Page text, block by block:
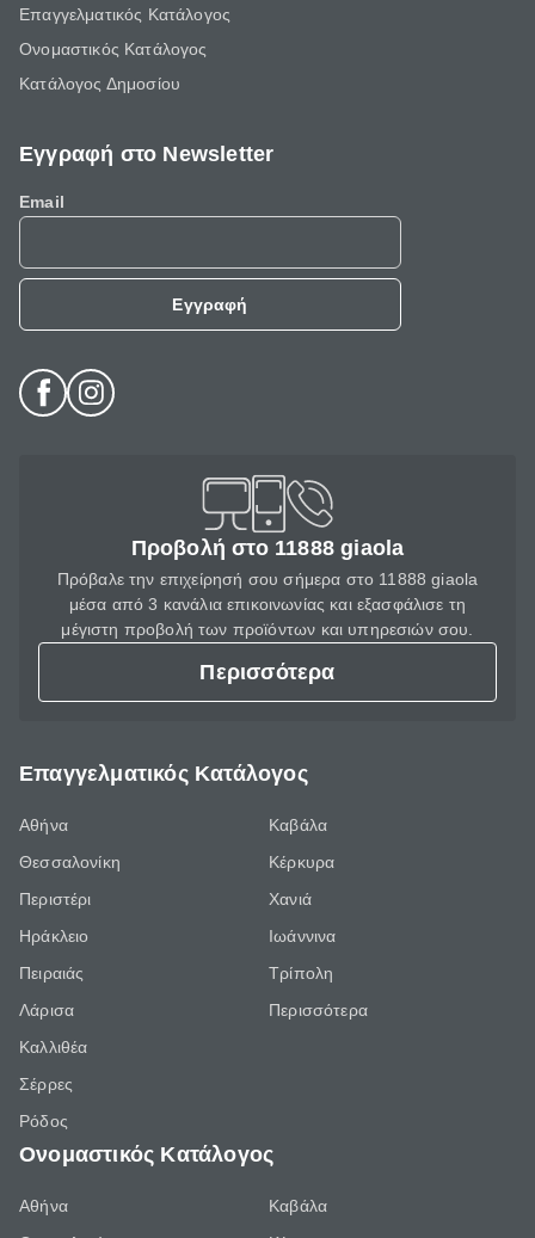
Επαγγελματικός Κατάλογος
Ονομαστικός Κατάλογος
Κατάλογος Δημοσίου
Εγγραφή στο Newsletter
Email
Εγγραφή
Προβολή στο 11888 giaola
Πρόβαλε την επιχείρησή σου σήμερα στο 11888 giaola
μέσα από 3 κανάλια επικοινωνίας και εξασφάλισε τη
μέγιστη προβολή των προϊόντων και υπηρεσιών σου.
Περισσότερα
Επαγγελματικός Κατάλογος
Αθήνα
Θεσσαλονίκη
Περιστέρι
Ηράκλειο
Πειραιάς
Λάρισα
Καλλιθέα
Σέρρες
Ρόδος
Καβάλα
Κέρκυρα
Χανιά
Ιωάννινα
Τρίπολη
Περισσότερα
Ονομαστικός Κατάλογος
Αθήνα
Καβάλα